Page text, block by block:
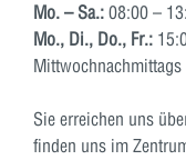
Mo. – Sa.: 08:00 –
Mo., Di., Do., Fr.:
Mittwochnachmittags
Sie erreichen uns
finden uns im